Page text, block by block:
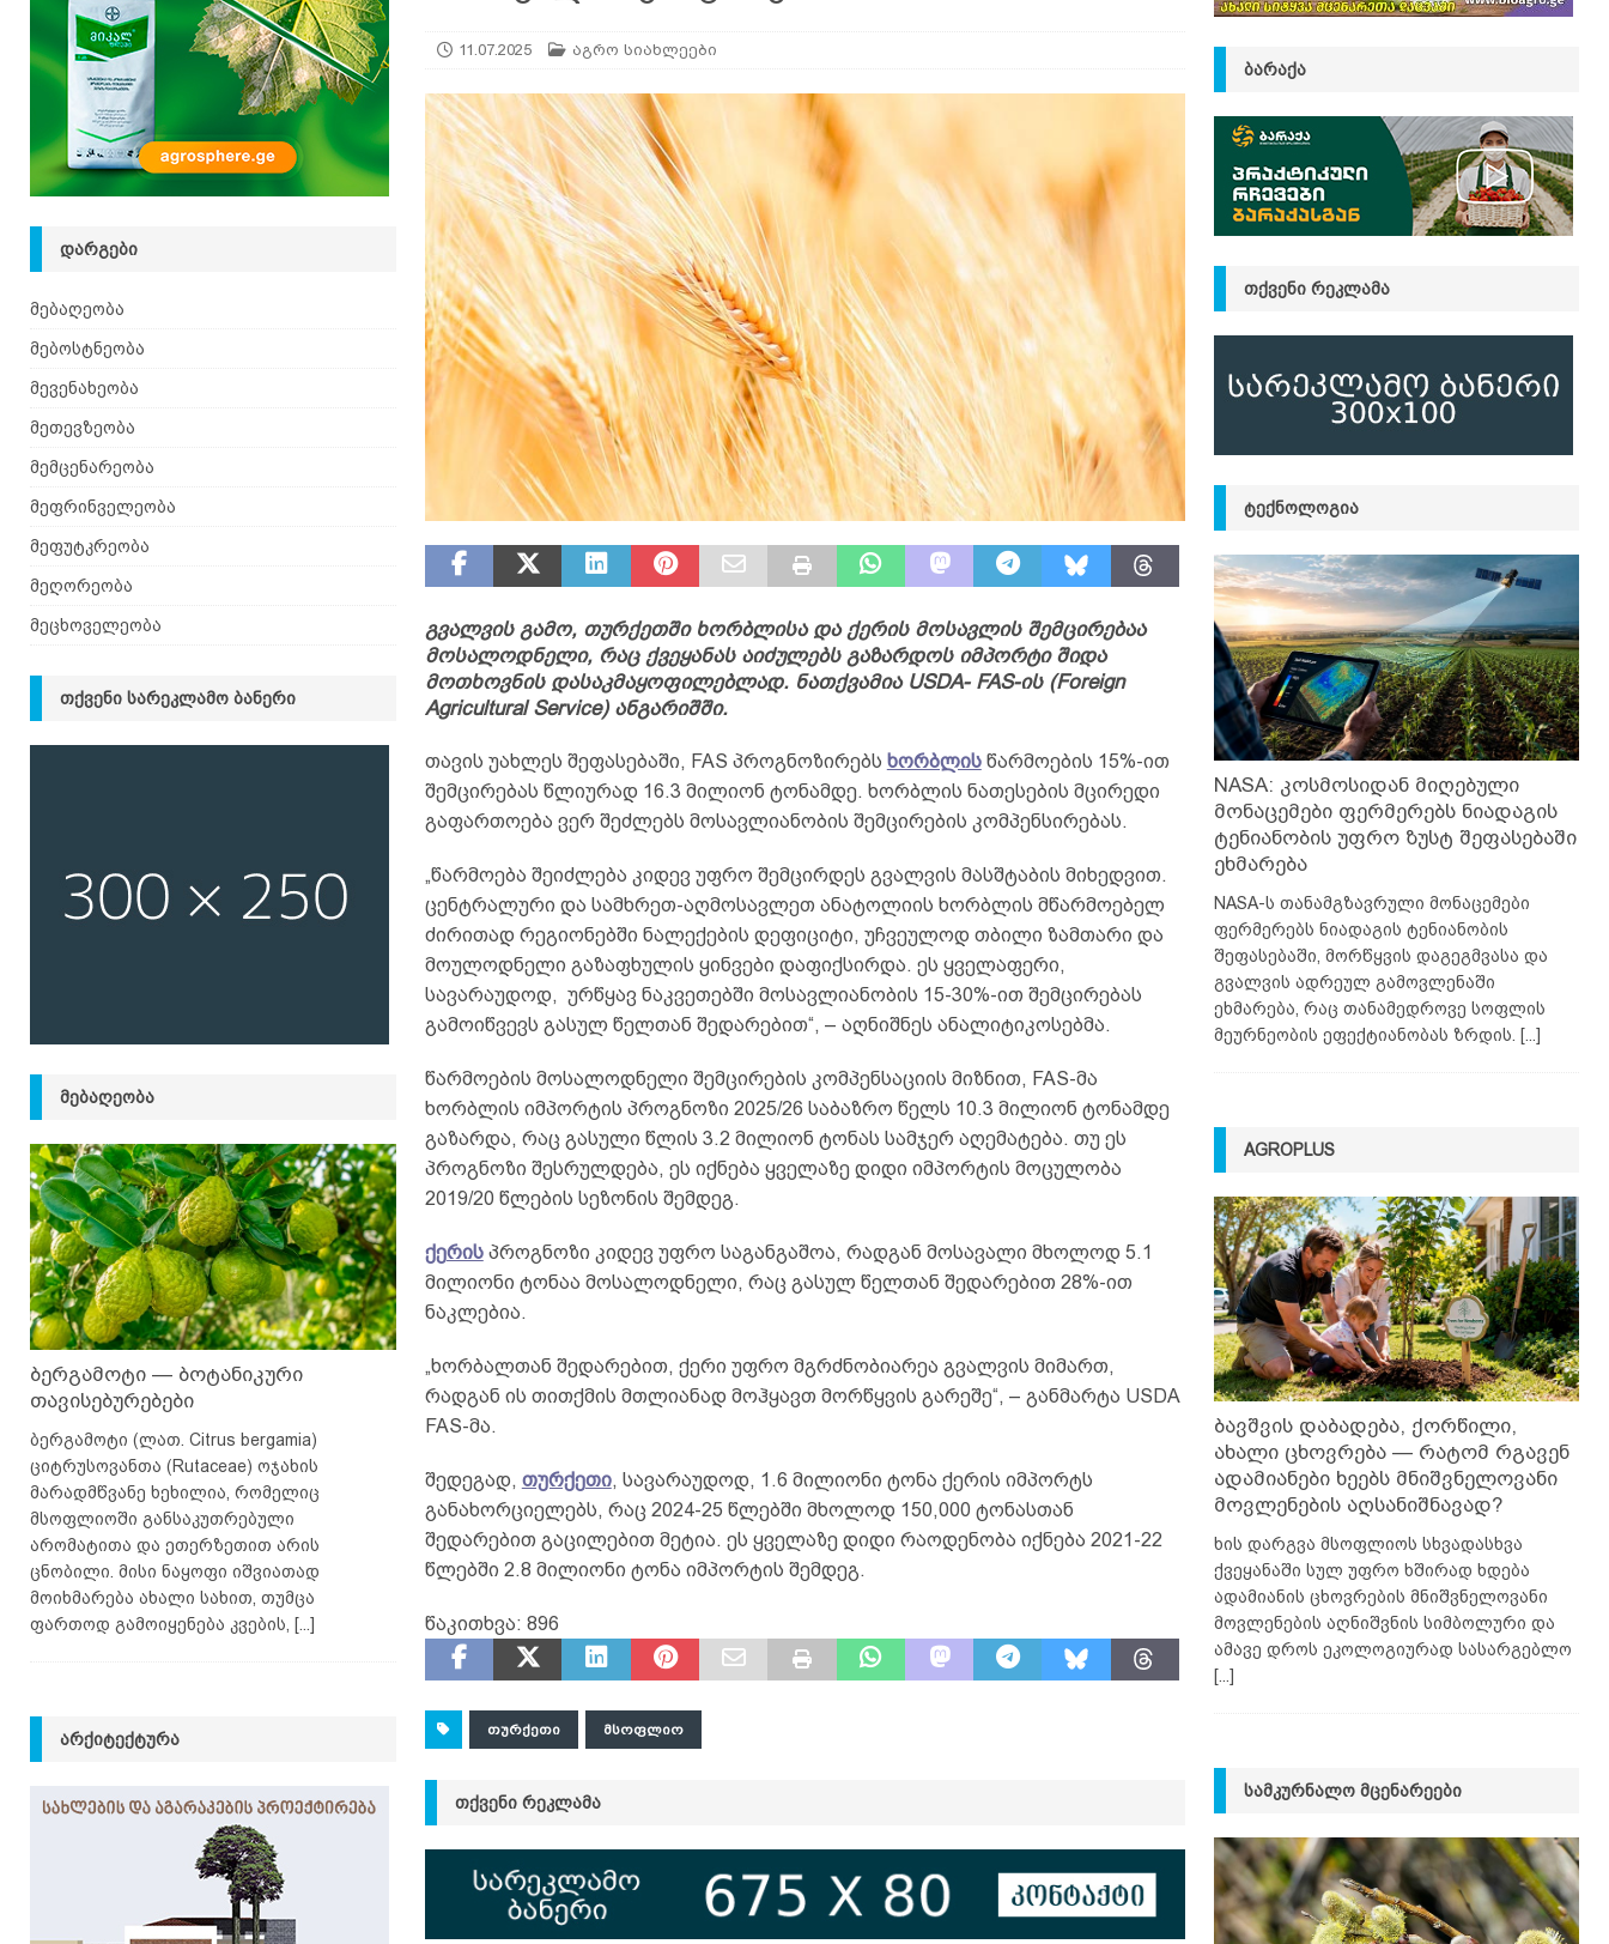
[ 05.08.2026 ] ხალხური მეთოდებით ფილტვების გაწმენდა მწეველებისთვის
11.07.2025 აგრო სიახლეები
გვალვის გამო, თურქეთში ხორბლისა და ქერის მოსავლის შემცირებაა
მოსალოდნელი, რაც ქვეყანას აიძულებს გაზარდოს იმპორტი შიდა
მოთხოვნის დასაკმაყოფილებლად. ნათქვამია USDA- FAS-ის (Foreign
Agricultural Service) ანგარიშში.
თავის უახლეს შეფასებაში, FAS პროგნოზირებს ხორბლისწარმოების 15%-ით
შემცირებას წლიურად 16.3 მილიონ ტონამდე. ხორბლის ნათესების მცირედი
გაფართოება ვერ შეძლებს მოსავლიანობის შემცირების კომპენსირებას.
„წარმოება შეიძლება კიდევ უფრო შემცირდეს გვალვის მასშტაბის მიხედვით.
ცენტრალური და სამხრეთ-აღმოსავლეთ ანატოლიის ხორბლის მწარმოებელ
ძირითად რეგიონებში ნალექების დეფიციტი, უჩვეულოდ თბილი ზამთარი და
მოულოდნელი გაზაფხულის ყინვები დაფიქსირდა. ეს ყველაფერი,
სავარაუდოდ, ურწყავ ნაკვეთებში მოსავლიანობის 15-30%-ით შემცირებას
გამოიწვევს გასულ წელთან შედარებით“, – აღნიშნეს ანალიტიკოსებმა.
წარმოების მოსალოდნელი შემცირების კომპენსაციის მიზნით, FAS-მა
ხორბლის იმპორტის პროგნოზი 2025/26 საბაზრო წელს 10.3 მილიონ ტონამდე
გაზარდა, რაც გასული წლის 3.2 მილიონ ტონას სამჯერ აღემატება. თუ ეს
პროგნოზი შესრულდება, ეს იქნება ყველაზე დიდი იმპორტის მოცულობა
2019/20 წლების სეზონის შემდეგ.
ქერისპროგნოზი კიდევ უფრო საგანგაშოა, რადგან მოსავალი მხოლოდ 5.1
მილიონი ტონაა მოსალოდნელი, რაც გასულ წელთან შედარებით 28%-ით
ნაკლებია.
„ხორბალთან შედარებით, ქერი უფრო მგრძნობიარეა გვალვის მიმართ,
რადგან ის თითქმის მთლიანად მოჰყავთ მორწყვის გარეშე“, – განმარტა USDA
FAS-მა.
შედეგად, თურქეთი, სავარაუდოდ, 1.6 მილიონი ტონა ქერის იმპორტს
განახორციელებს, რაც 2024-25 წლებში მხოლოდ 150,000 ტონასთან
შედარებით გაცილებით მეტია. ეს ყველაზე დიდი რაოდენობა იქნება 2021-22
წლებში 2.8 მილიონი ტონა იმპორტის შემდეგ.
წაკითხვა: 896
ᲗᲣᲠᲥᲔᲗᲘ ᲛᲡᲝᲤᲚᲘᲝ
ᲗᲥᲕᲔᲜᲘ ᲠᲔᲙᲚᲐᲛᲐ
ᲓᲐᲠᲒᲔᲑᲘ
მებაღეობა
მებოსტნეობა
მევენახეობა
მეთევზეობა
მემცენარეობა
მეფრინველეობა
მეფუტკრეობა
მეღორეობა
მეცხოველეობა
ᲗᲥᲕᲔᲜᲘ ᲡᲐᲠᲔᲙᲚᲐᲛᲝ ᲑᲐᲜᲔᲠᲘ
ᲛᲔᲑᲐᲦᲔᲝᲑᲐ
ბერგამოტი — ბოტანიკური
თავისებურებები
ბერგამოტი (ლათ. Citrus bergamia)
ციტრუსოვანთა (Rutaceae) ოჯახის
მარადმწვანე ხეხილია, რომელიც
მსოფლიოში განსაკუთრებული
არომატითა და ეთერზეთით არის
ცნობილი. მისი ნაყოფი იშვიათად
მოიხმარება ახალი სახით, თუმცა
ფართოდ გამოიყენება კვების,
[...]
ᲐᲠᲥᲘᲢᲔᲥᲢᲣᲠᲐ
ᲑᲐᲠᲐᲥᲐ
ᲗᲥᲕᲔᲜᲘ ᲠᲔᲙᲚᲐᲛᲐ
ᲢᲔᲥᲜᲝᲚᲝᲒᲘᲐ
NASA: კოსმოსიდან მიღებული
მონაცემები ფერმერებს ნიადაგის
ტენიანობის უფრო ზუსტ შეფასებაში
ეხმარება
NASA-ს თანამგზავრული მონაცემები
ფერმერებს ნიადაგის ტენიანობის
შეფასებაში, მორწყვის დაგეგმვასა და
გვალვის ადრეულ გამოვლენაში
ეხმარება, რაც თანამედროვე სოფლის
მეურნეობის ეფექტიანობას ზრდის.
[...]
AGROPLUS
ბავშვის დაბადება, ქორწილი,
ახალი ცხოვრება — რატომ რგავენ
ადამიანები ხეებს მნიშვნელოვანი
მოვლენების აღსანიშნავად?
ხის დარგვა მსოფლიოს სხვადასხვა
ქვეყანაში სულ უფრო ხშირად ხდება
ადამიანის ცხოვრების მნიშვნელოვანი
მოვლენების აღნიშვნის სიმბოლური და
ამავე დროს ეკოლოგიურად სასარგებლო
[...]
ᲡᲐᲛᲙᲣᲠᲜᲐᲚᲝ ᲛᲪᲔᲜᲐᲠᲔᲔᲑᲘ